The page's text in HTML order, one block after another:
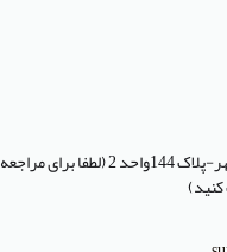
دانشگاهی تهران
تهران
تهران،میدان انقلاب،خ روانمهر-پلاک 144واحد 2 (لطفا برای مراجعه